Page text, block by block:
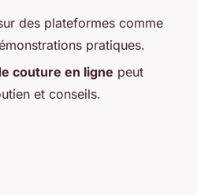
des plateformes comme
pratiques.
couture en ligne peut
et conseils.